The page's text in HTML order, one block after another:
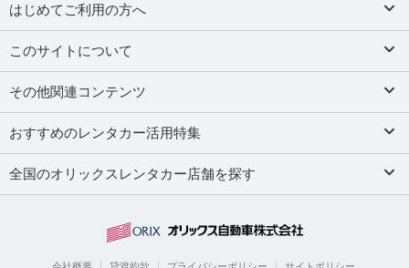
はじめてご利用の方へ
このサイトについて
その他関連コンテンツ
おすすめのレンタカー活用特集
全国のオリックスレンタカー店舗を探す
会社概要 貸渡約款 プライバシーポリシー サイトポリシー